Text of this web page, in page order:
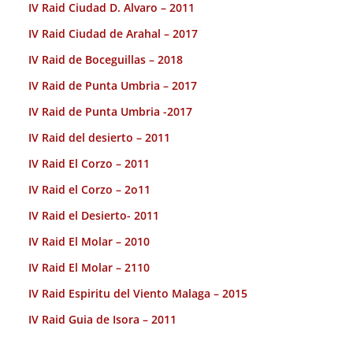
IV Raid Ciudad D. Alvaro – 2011
IV Raid Ciudad de Arahal – 2017
IV Raid de Boceguillas – 2018
IV Raid de Punta Umbria – 2017
IV Raid de Punta Umbria -2017
IV Raid del desierto – 2011
IV Raid El Corzo – 2011
IV Raid el Corzo – 2o11
IV Raid el Desierto- 2011
IV Raid El Molar – 2010
IV Raid El Molar – 2110
IV Raid Espiritu del Viento Malaga – 2015
IV Raid Guia de Isora – 2011